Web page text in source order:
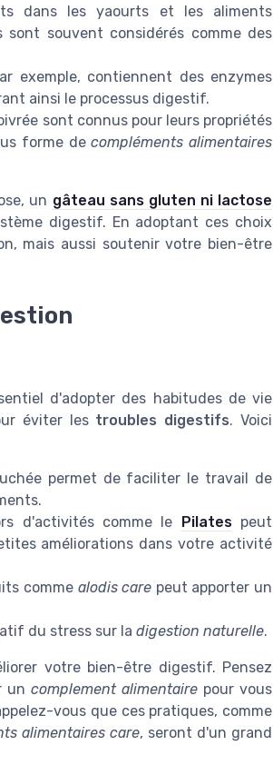
dans les yaourts et les aliments
souvent considérés comme des
exemple, contiennent des enzymes
ainsi le processus digestif.
sont connus pour leurs propriétés
forme decompléments alimentaires
un gâteau sans gluten ni lactose
digestif. En adoptant ces choix
mais aussi soutenir votre bien-être
d'adopter des habitudes de vie
éviter les troubles digestifs. Voici
permet de faciliter le travail de
d'activités comme le Pilatespeut
améliorations dans votre activité
comme alodis care peut apporter un
du stress sur la digestion naturelle.
votre bien-être digestif. Pensez
un complement alimentaire pour vous
vous que ces pratiques, comme
alimentaires care, seront d'un grand